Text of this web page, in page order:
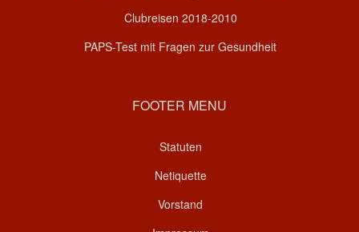
Clubreisen 2018-2010
PAPS-Test mit Fragen zur Gesundheit
FOOTER MENU
Statuten
Netiquette
Vorstand